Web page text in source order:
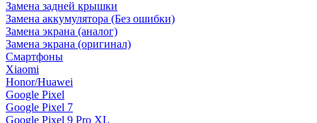
Замена задней крышки
Замена аккумулятора (Без ошибки)
Замена экрана (аналог)
Замена экрана (оригинал)
Смартфоны
Xiaomi
Honor/Huawei
Google Pixel
Google Pixel 7
Google Pixel 9 Pro XL